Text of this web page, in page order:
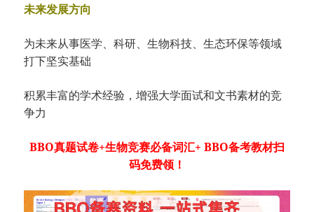
未来发展方向
为未来从事医学、科研、生物科技、生态环保等领域
打下坚实基础
积累丰富的学术经验，增强大学面试和文书素材的竞
争力
BBO真题试卷+生物竞赛必备词汇+ BBO备考教材扫
码免费领！